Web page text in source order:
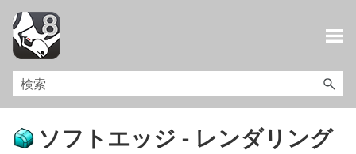
ソフトエッジ - レンダリング